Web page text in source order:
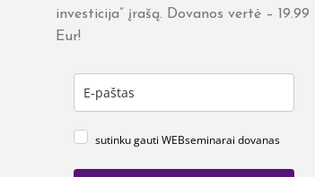
investicija” įrašą. Dovanos vertė – 19.99
Eur!
sutinku gauti WEBseminarai dovanas